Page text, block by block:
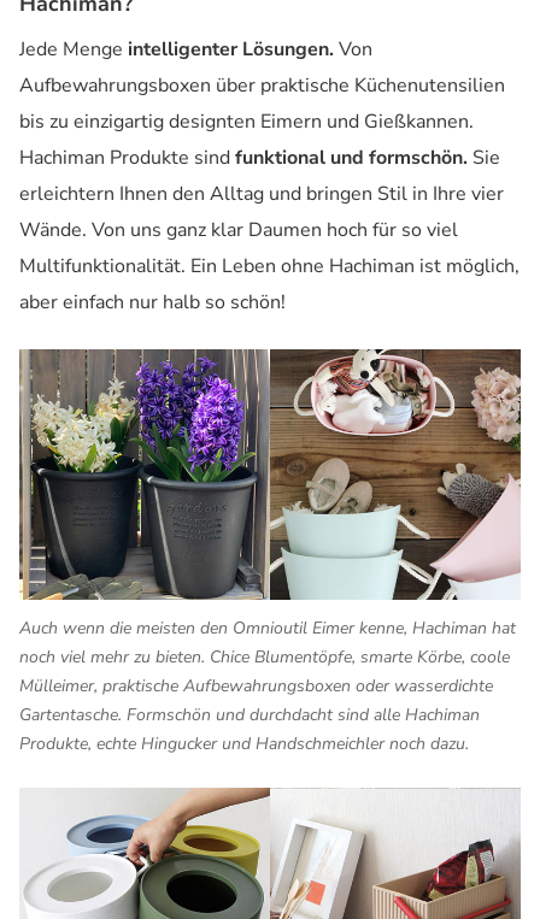
Jede Menge intelligenter Lösungen. Von
Aufbewahrungsboxen über praktische Küchenutensilien
bis zu einzigartig designten Eimern und Gießkannen.
Hachiman Produkte sindfunktional und formschön. Sie
erleichtern Ihnen den Alltag und bringen Stil in Ihre vier
Wände. Von uns ganz klar Daumen hoch für so viel
Multifunktionalität. Ein Leben ohne Hachiman ist möglich,
aber einfach nur halb so schön!
Auch wenn die meisten den Omnioutil Eimer kenne, Hachiman hat
noch viel mehr zu bieten. Chice Blumentöpfe, smarte Körbe, coole
Mülleimer, praktische Aufbewahrungsboxen oder wasserdichte
Gartentasche. Formschön und durchdacht sind alle Hachiman
Produkte, echte Hingucker und Handschmeichler noch dazu.